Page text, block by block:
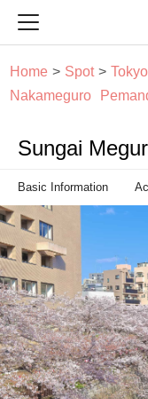
Home Spot Tokyo
Nakameguro
Sungai
Basic Information